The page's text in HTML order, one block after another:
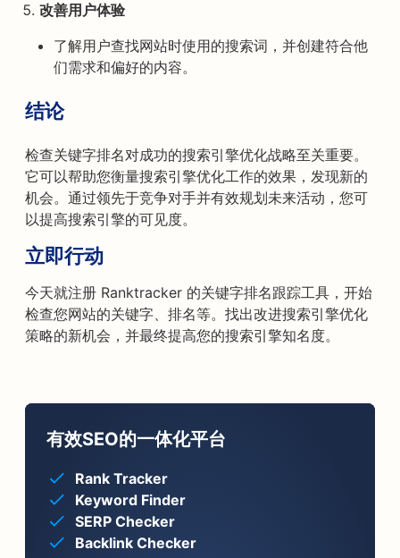
改善用户体验
了解用户查找网站时使用的搜索词，并创建符合他
们需求和偏好的内容。
结论
检查关键字排名对成功的搜索引擎优化战略至关重要。
它可以帮助您衡量搜索引擎优化工作的效果，发现新的
机会。通过领先于竞争对手并有效规划未来活动，您可
以提高搜索引擎的可见度。
立即行动
今天就注册 Ranktracker 的关键字排名跟踪工具，开始
检查您网站的关键字、排名等。找出改进搜索引擎优化
策略的新机会，并最终提高您的搜索引擎知名度。
有效SEO的一体化平台
Rank Tracker
Keyword Finder
SERP Checker
Backlink Checker